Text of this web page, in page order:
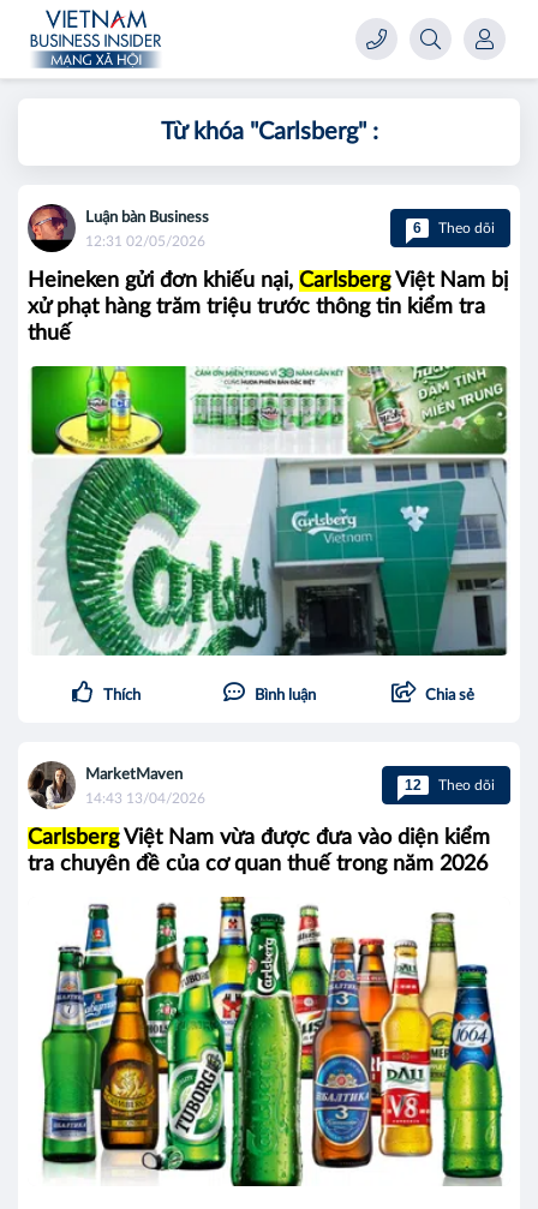
Từ khóa "Carlsberg" :
Luận bàn Business
12:31 02/05/2026
6 Theo dõi
Heineken gửi đơn khiếu nại, CarlsbergViệt Nam bị
xử phạt hàng trăm triệu trước thông tin kiểm tra
thuế
Thích Bình luận Chia sẻ
MarketMaven
14:43 13/04/2026
12 Theo dõi
CarlsbergViệt Nam vừa được đưa vào diện kiểm
tra chuyên đề của cơ quan thuế trong năm 2026